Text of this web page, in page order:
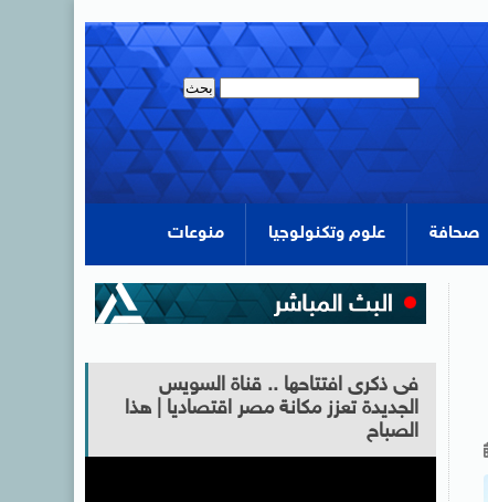
صحافة علوم وتكنولوجيا منوعات
فى ذكرى افتتاحها .. قناة السويس
الجديدة تعزز مكانة مصر اقتصاديا | هذا
الصباح